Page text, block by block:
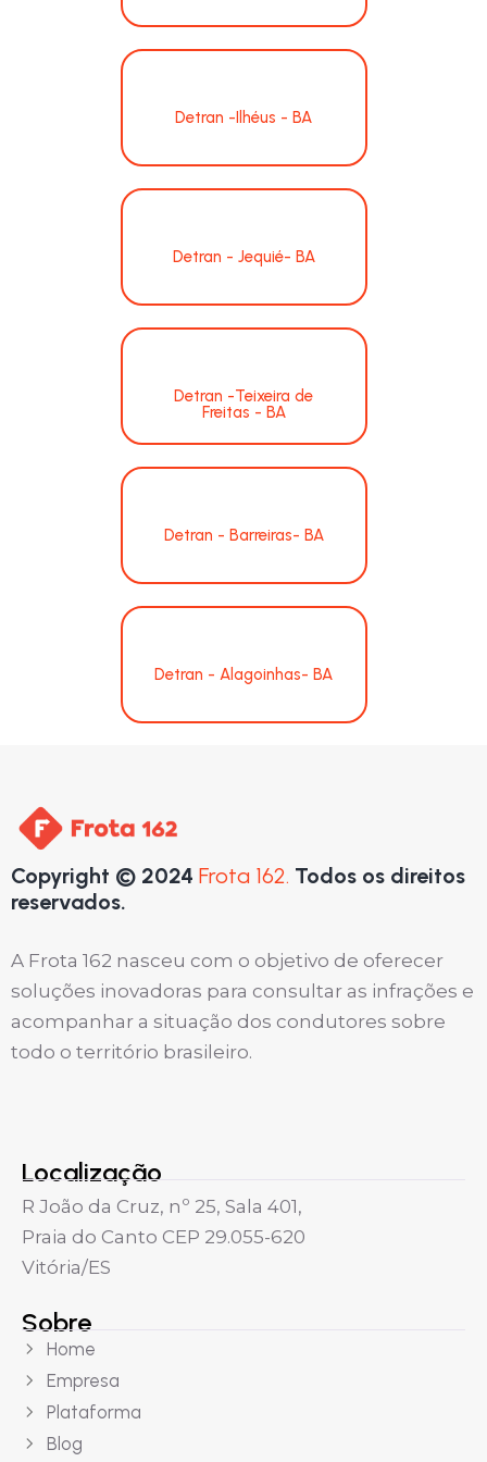
Detran -Ilhéus - BA
Detran - Jequié- BA
Detran -Teixeira de
Freitas - BA
Detran - Barreiras- BA
Detran - Alagoinhas- BA
Copyright © 2024 Frota 162. Todos os direitos
reservados.
A Frota 162 nasceu com o objetivo de oferecer
soluções inovadoras para consultar as infrações e
acompanhar a situação dos condutores sobre
todo o território brasileiro.
Localização
R João da Cruz, nº 25, Sala 401,
Praia do Canto CEP 29.055-620
Vitória/ES
Sobre
Home
Empresa
Plataforma
Blog